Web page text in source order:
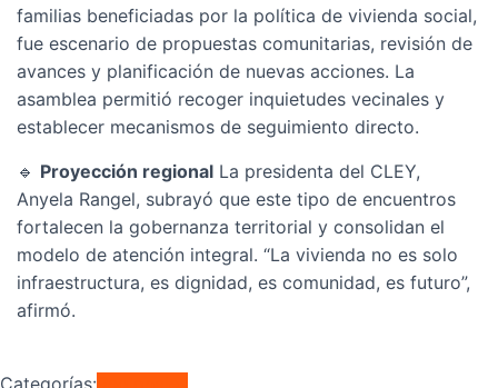
familias beneficiadas por la política de vivienda social,
fue escenario de propuestas comunitarias, revisión de
avances y planificación de nuevas acciones. La
asamblea permitió recoger inquietudes vecinales y
establecer mecanismos de seguimiento directo.
🔹 Proyección regional La presidenta del CLEY,
Anyela Rangel, subrayó que este tipo de encuentros
fortalecen la gobernanza territorial y consolidan el
modelo de atención integral. “La vivienda no es solo
infraestructura, es dignidad, es comunidad, es futuro”,
afirmó.
Categorías: